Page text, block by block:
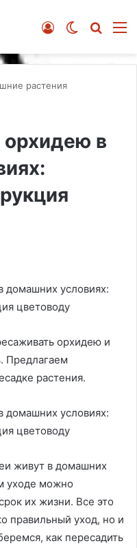
Switch skin
Войти
растения
орхидею в
орхидею и
Предлагаем
растения.
живут в домашних
уходе можно
их жизни. Все это
правильный уход, но и
как пересадить